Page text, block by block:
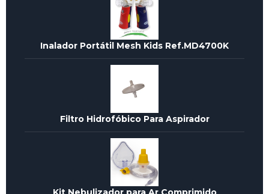
Inalador Portátil Mesh Kids Ref.MD4700K
Filtro Hidrofóbico Para Aspirador